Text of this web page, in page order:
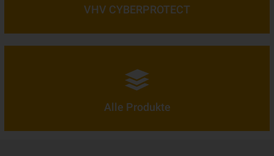
VHV CYBERPROTECT
Alle Produkte